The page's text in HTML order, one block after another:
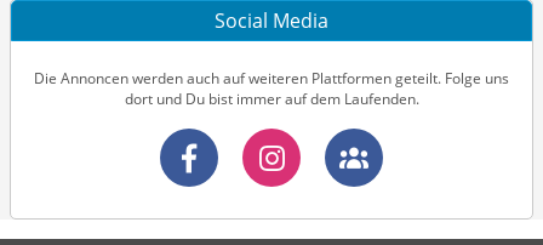
Social Media
Die Annoncen werden auch auf weiteren Plattformen geteilt. Folge uns
dort und Du bist immer auf dem Laufenden.